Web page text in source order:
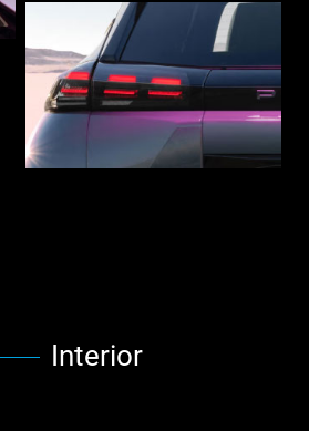
Interior